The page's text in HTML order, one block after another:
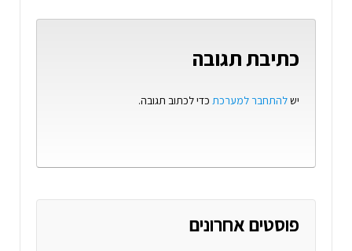
כתיבת תגובה
ישלהתחבר למערכת כדי לכתוב תגובה.
פוסטים אחרונים